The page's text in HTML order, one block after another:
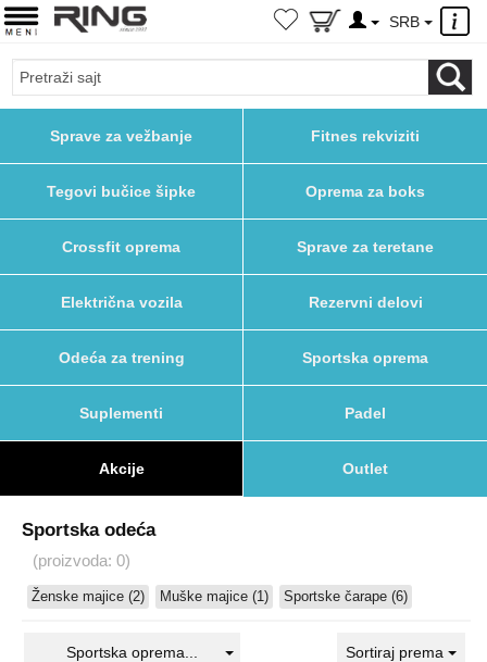
×
SRB
Sprave za vežbanje Fitnes rekviziti
Tegovi bučice šipke Oprema za boks
Crossfit oprema Sprave za teretane
Električna vozila Rezervni delovi
Odeća za trening Sportska oprema
Suplementi Padel
Akcije Outlet
Sportska odeća
(proizvoda: 0)
Ženske majice (2) Muške majice (1) Sportske čarape (6)
Sportska oprema... Sortiraj prema